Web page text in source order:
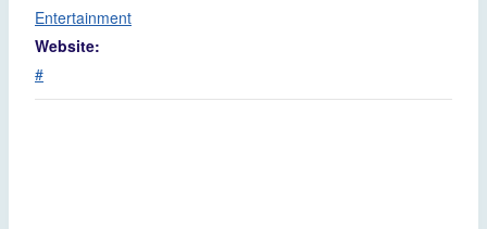
Entertainment
Website:
#